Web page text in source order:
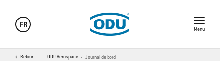
FR
Menu
Retour ODU Aerospace Journal de bord